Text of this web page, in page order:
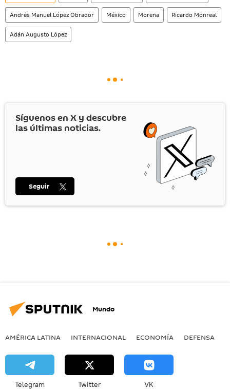
Andrés Manuel López Obrador México Morena Ricardo Monreal
Adán Augusto López
Síguenos en X y descubre
las últimas noticias.
Seguir
Mundo
AMÉRICA LATINA INTERNACIONAL ECONOMÍA DEFENSA
Telegram Twitter VK